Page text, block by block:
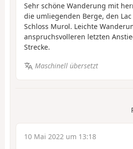
Sehr schöne Wanderung mit
die umliegenden Berge, den
Schloss Murol. Leichte
anspruchsvolleren letzten
Strecke.
Maschinell übersetzt
10 Mai 2022 um 13:18